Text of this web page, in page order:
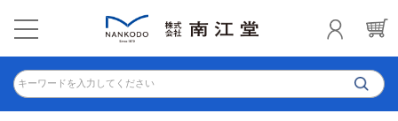
キーワードを入力してください